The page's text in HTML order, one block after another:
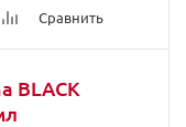
Сравнить
BLACK